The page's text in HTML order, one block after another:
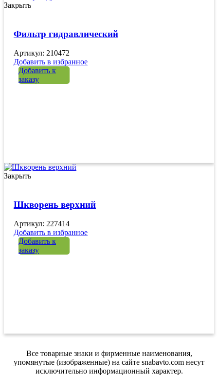
Закрыть
Фильтр гидравлический
Артикул: 210472
Добавить в избранное
Добавить к
заказу
Закрыть
Шкворень верхний
Артикул: 227414
Добавить в избранное
Добавить к
заказу
Все товарные знаки и фирменные наименования,
упомянутые (изображенные) на сайте snabavto.com несут
исключительно информационный характер.